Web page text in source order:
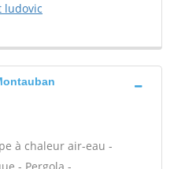
ludovic
à chaleur air-eau -